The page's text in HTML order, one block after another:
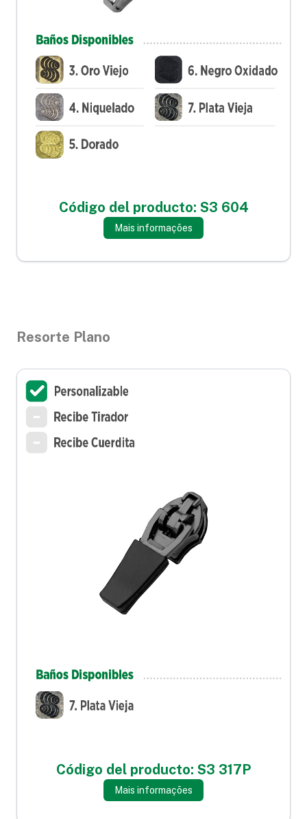
Código del producto: S3 604
Mais informações
Resorte Plano
Código del producto: S3 317P
Mais informações